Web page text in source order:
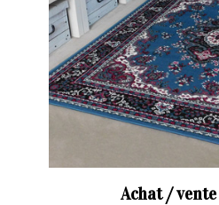
Achat /